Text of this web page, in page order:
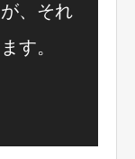
、それ
す。